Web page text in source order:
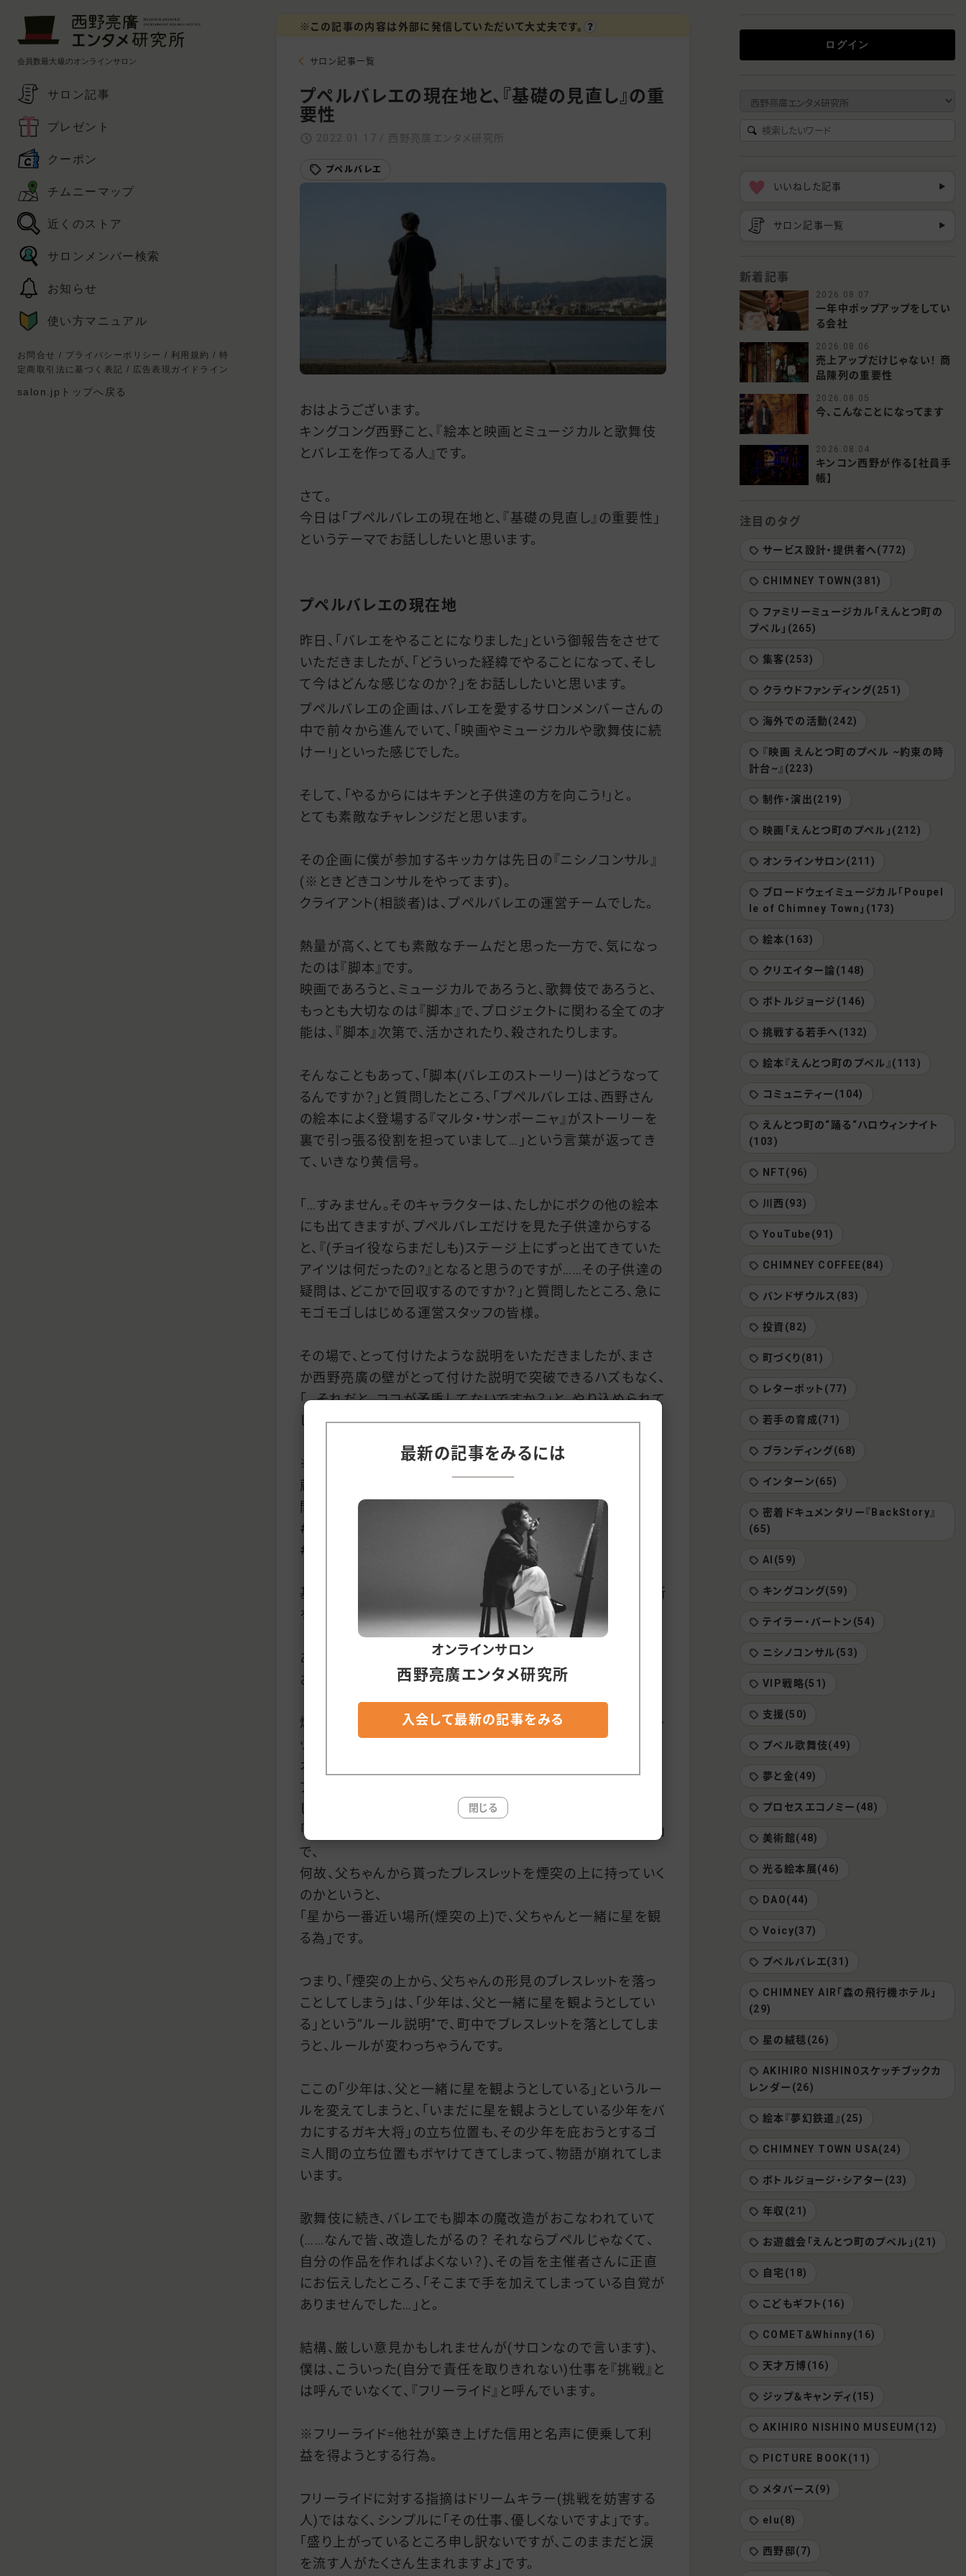
会員数最大級のオンラインサロン
サロン記事
プレゼント
クーポン
チムニーマップ
近くのストア
サロンメンバー検索
お知らせ
使い方マニュアル
お問合せ / プライバシーポリシー / 利用規約 / 特
定商取引法に基づく表記 / 広告表現ガイドライン
salon.jpトップへ戻る
※この記事の内容は外部に発信していただいて大丈夫です。
サロン記事一覧
プペルバレエの現在地と、『基礎の見直し』の重
要性
2022.01.17 / 西野亮廣エンタメ研究所
プペルバレエ
おはようございます。
キングコング西野こと、『絵本と映画とミュージカルと歌舞伎
とバレエを作ってる人』です。
さて。
今日は「プペルバレエの現在地と、『基礎の見直し』の重要性」
というテーマでお話ししたいと思います。
プペルバレエの現在地
昨日、「バレエをやることになりました」という御報告をさせて
いただきましたが、「どういった経緯でやることになって、そし
て今はどんな感じなのか？」をお話ししたいと思います。
プペルバレエの企画は、バレエを愛するサロンメンバーさんの
中で前々から進んでいて、「映画やミュージカルや歌舞伎に続
けー!」といった感じでした。
そして、「やるからにはキチンと子供達の方を向こう!」と。
とても素敵なチャレンジだと思います。
その企画に僕が参加するキッカケは先日の『ニシノコンサル』
(※ときどきコンサルをやってます)。
クライアント(相談者)は、プペルバレエの運営チームでした。
熱量が高く、とても素敵なチームだと思った一方で、気になっ
たのは『脚本』です。
映画であろうと、ミュージカルであろうと、歌舞伎であろうと、
もっとも大切なのは『脚本』で、プロジェクトに関わる全ての才
能は、『脚本』次第で、活かされたり、殺されたりします。
そんなこともあって、「脚本(バレエのストーリー)はどうなって
るんですか？」と質問したところ、「プペルバレエは、西野さん
の絵本によく登場する『マルタ・サンポーニャ』がストーリーを
裏で引っ張る役割を担っていまして…」という言葉が返ってき
て、いきなり黄信号。
「…すみません。そのキャラクターは、たしかにボクの他の絵本
にも出てきますが、プペルバレエだけを見た子供達からする
と、『(チョイ役ならまだしも)ステージ上にずっと出てきていた
アイツは何だったの?』となると思うのですが……その子供達の
疑問は、どこかで回収するのですか？」と質問したところ、急に
モゴモゴしはじめる運営スタッフの皆様。
その場で、とって付けたような説明をいただきましたが、まさ
か西野亮廣の壁がとって付けた説明で突破できるハズもなく、
「…それだと、ココが矛盾してないですか？」と、やり込められて
しまいます。
※ちなみに僕の追及はものすごーく優しい方で、これが、海老
蔵さんや、吉原光夫さんになってくると、マシンガンのように質
問が飛んできて、その場にいる全員が石化します。
#泣きだすスタッフもいます
#そんな世界です
基本的には僕の脚本には穴が無くて(キッパリ!)、どこか一ヶ所
を変えてしまうと必ず矛盾が発生してしまいます。
あまりに心配になったので、「すぐに脚本を送ってください」と
お願いして、コンサル後に熟読。
煙突掃除屋の少年(ルビッチ)が、「父ちゃんから貰ったブレスレ
ット」を町中で落とす…といった改変がありました。
オリジナルストーリーだと「煙突の上から落っことしてしまう
ブレスレット」なのですが、何故、「煙突の上から落っことす」に
「煙突の上に、父ちゃんから貰ったブレスレットを持っていく為」
で、
何故、父ちゃんから貰ったブレスレットを煙突の上に持っていく
のかというと、
「星から一番近い場所(煙突の上)で、父ちゃんと一緒に星を観
る為」です。
つまり、「煙突の上から、父ちゃんの形見のブレスレットを落っ
ことしてしまう」は、「少年は、父と一緒に星を観ようとしてい
る」という“ルール説明”で、町中でブレスレットを落としてしま
うと、ルールが変わっちゃうんです。
ここの「少年は、父と一緒に星を観ようとしている」というルー
ルを変えてしまうと、「いまだに星を観ようとしている少年をバ
カにするガキ大将」の立ち位置も、その少年を庇おうとするゴ
ミ人間の立ち位置もボヤけてきてしまって、物語が崩れてしま
います。
歌舞伎に続き、バレエでも脚本の魔改造がおこなわれていて
(……なんで皆、改造したがるの？ それならプペルじゃなくて、
自分の作品を作ればよくない？)、その旨を主催者さんに正直
にお伝えしたところ、「そこまで手を加えてしまっている自覚が
ありませんでした…」と。
結構、厳しい意見かもしれませんが(サロンなので言います)、
僕は、こういった(自分で責任を取りきれない)仕事を『挑戦』と
は呼んでいなくて、『フリーライド』と呼んでいます。
※フリーライド=他社が築き上げた信用と名声に便乗して利
益を得ようとする行為。
フリーライドに対する指摘はドリームキラー(挑戦を妨害する
人)ではなく、シンプルに「その仕事、優しくないですよ」です。
「盛り上がっているところ申し訳ないですが、このままだと涙
を流す人がたくさん生まれますよ」です。
最新の記事をみるには
オンラインサロン
西野亮廣エンタメ研究所
入会して最新の記事をみる
閉じる
ログイン
いいねした記事 ▶︎
サロン記事一覧 ▶︎
新着記事
2026.08.07
一年中ポップアップをしてい
る会社
2026.08.06
売上アップだけじゃない！ 商
品陳列の重要性
2026.08.05
今、こんなことになってます
2026.08.04
キンコン西野が作る【社員手
帳】
注目のタグ
サービス設計・提供者へ(772)
CHIMNEY TOWN(381)
ファミリーミュージカル「えんとつ町の
プペル」(265)
集客(253)
クラウドファンディング(251)
海外での活動(242)
『映画 えんとつ町のプペル ~約束の時
計台~』(223)
制作・演出(219)
映画「えんとつ町のプぺル」(212)
オンラインサロン(211)
ブロードウェイミュージカル「Poupel
le of Chimney Town」(173)
絵本(163)
クリエイター論(148)
ボトルジョージ(146)
挑戦する若手へ(132)
絵本『えんとつ町のプペル』(113)
コミュニティー(104)
えんとつ町の“踊る“ハロウィンナイト
(103)
NFT(96)
川西(93)
YouTube(91)
CHIMNEY COFFEE(84)
バンドザウルス(83)
投資(82)
町づくり(81)
レターポット(77)
若手の育成(71)
ブランディング(68)
インターン(65)
密着ドキュメンタリー『BackStory』
(65)
AI(59)
キングコング(59)
テイラー・バートン(54)
ニシノコンサル(53)
VIP戦略(51)
支援(50)
プペル歌舞伎(49)
夢と金(49)
プロセスエコノミー(48)
美術館(48)
光る絵本展(46)
DAO(44)
Voicy(37)
プペルバレエ(31)
CHIMNEY AIR「森の飛行機ホテル」
(29)
星の絨毯(26)
AKIHIRO NISHINOスケッチブックカ
レンダー(26)
絵本『夢幻鉄道』(25)
CHIMNEY TOWN USA(24)
ボトルジョージ・シアター(23)
年収(21)
お遊戯会「えんとつ町のプペル」(21)
自宅(18)
こどもギフト(16)
COMET＆Whinny(16)
天才万博(16)
ジップ＆キャンディ(15)
AKIHIRO NISHINO MUSEUM(12)
PICTURE BOOK(11)
メタバース(9)
elu(8)
西野邸(7)